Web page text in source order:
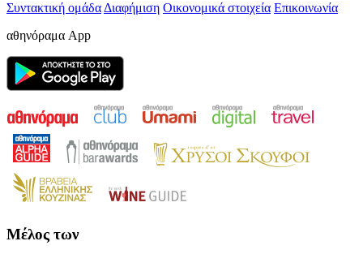
Συντακτική ομάδα Διαφήμιση Οικονομικά στοιχεία Επικοινωνία
αθηνόραμα App
Μέλος των